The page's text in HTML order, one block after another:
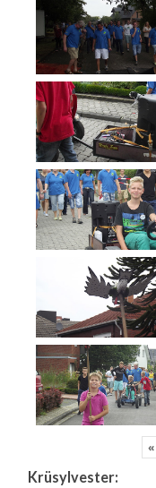
«
Krüsylvester: